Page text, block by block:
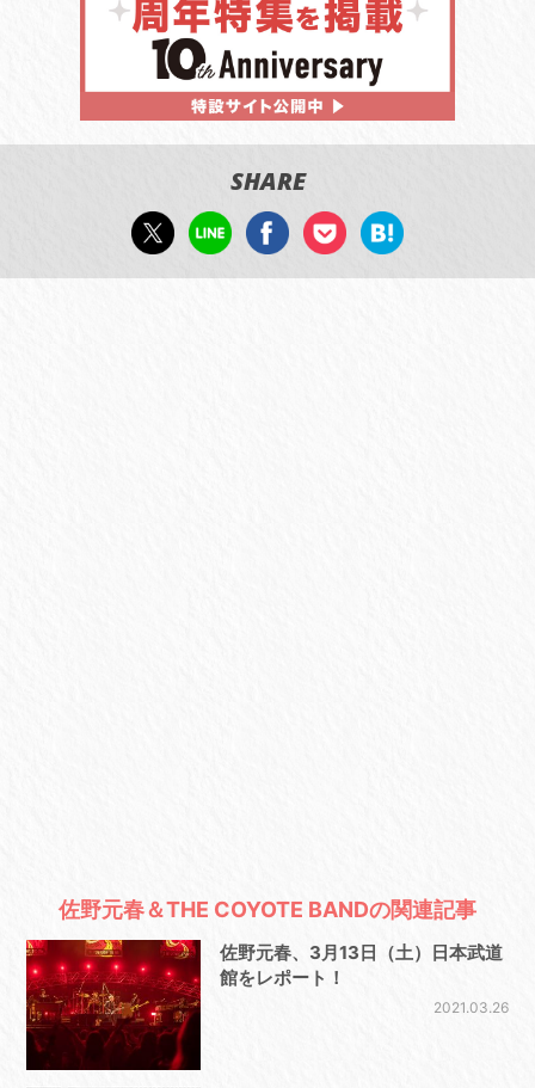
SHARE
佐野元春＆THE COYOTE BANDの関連記事
佐野元春、3月13日（土）日本武道
館をレポート！
2021.03.26